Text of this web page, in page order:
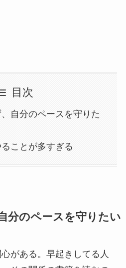
目次
自分のペースを守りた
ことが多すぎる
分のペースを守りたい
がある。早起きしてる人